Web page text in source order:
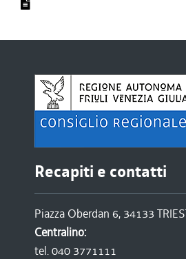
Recapiti e contatti
Piazza Oberdan 6, 34133
Centralino:
tel. 040 3771111